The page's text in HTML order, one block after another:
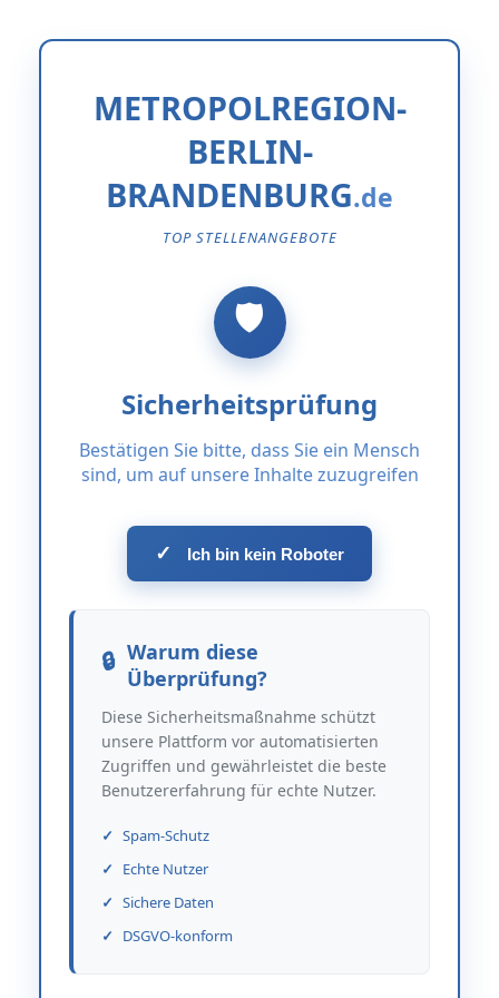
METROPOLREGION-
BERLIN-
BRANDENBURG
TOP STELLENANGEBOTE
Sicherheitsprüfung
Bestätigen Sie bitte, dass Sie ein Mensch
sind, um auf unsere Inhalte zuzugreifen
✓ Ich bin kein Roboter
Warum diese
Überprüfung?
Diese Sicherheitsmaßnahme schützt
unsere Plattform vor automatisierten
Zugriffen und gewährleistet die beste
Benutzererfahrung für echte Nutzer.
Spam-Schutz
Echte Nutzer
Sichere Daten
DSGVO-konform